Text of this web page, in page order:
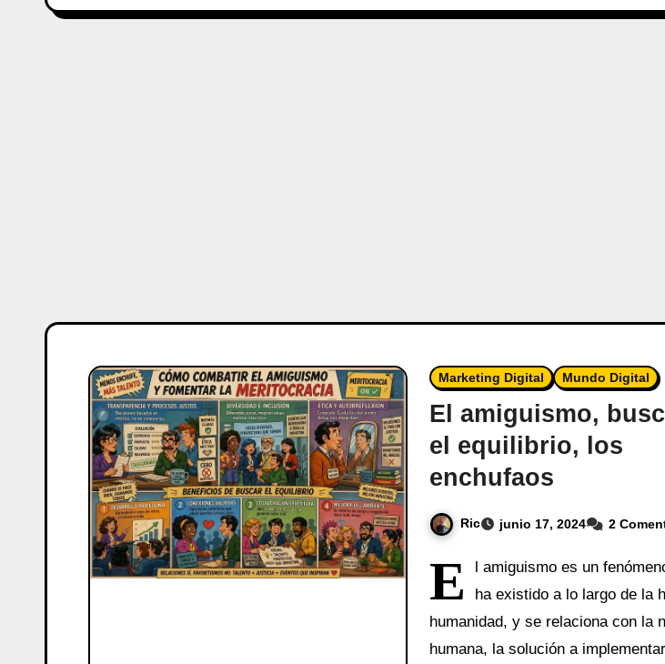
Marketing Digital Mundo Digital
El amiguismo,
el equilibrio, los
enchufaos
Ric junio 17, 2024 2
E
l amiguismo es un
ha existido a lo largo de la
humanidad, y se relaciona con la
humana, la solución a